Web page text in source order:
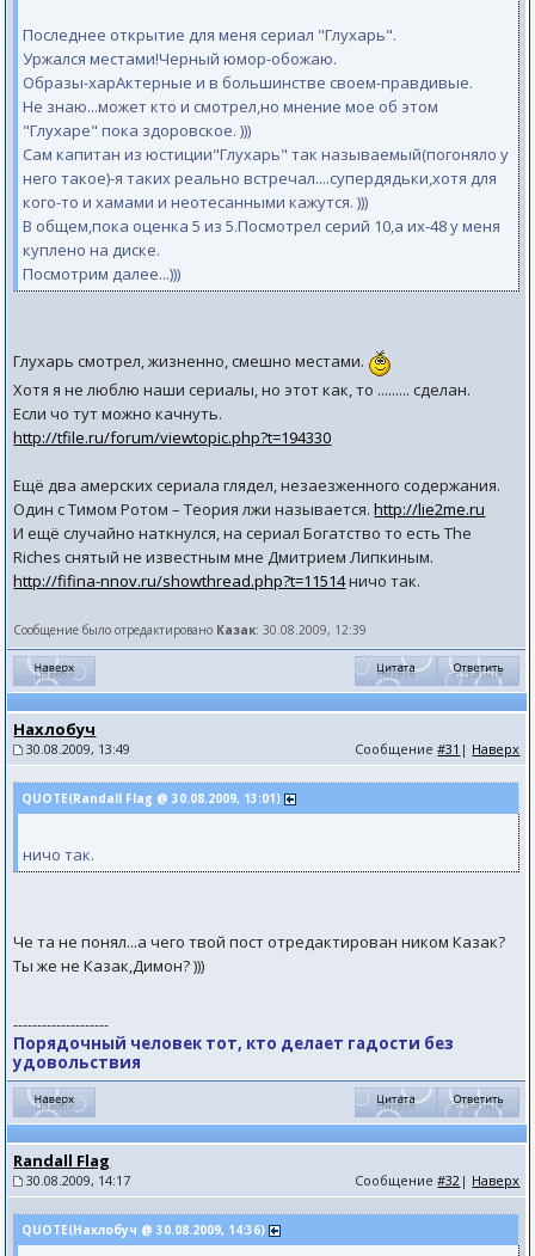
Последнее открытие для меня сериал "Глухарь".
Уржался местами!Черный юмор-обожаю.
Образы-харАктерные и в большинстве своем-правдивые.
Не знаю...может кто и смотрел,но мнение мое об этом
"Глухаре" пока здоровское. )))
Сам капитан из юстиции"Глухарь" так называемый(погоняло у
него такое)-я таких реально встречал....супердядьки,хотя для
кого-то и хамами и неотесанными кажутся. )))
В общем,пока оценка 5 из 5.Посмотрел серий 10,а их-48 у меня
куплено на диске.
Посмотрим далее...)))
Глухарь смотрел, жизненно, смешно местами.
Хотя я не люблю наши сериалы, но этот как, то ......... сделан.
Если чо тут можно качнуть.
http://tfile.ru/forum/viewtopic.php?t=194330
Ещё два амерских сериала глядел, незаезженного содержания.
Один с Тимом Ротом – Теория лжи называется.http://lie2me.ru
И ещё случайно наткнулся, на сериал Богатство то есть The
Riches снятый не известным мне Дмитрием Липкиным.
http://fifina-nnov.ru/showthread.php?t=11514ничо так.
Сообщение было отредактировано Казак: 30.08.2009, 12:39
Нахлобуч
30.08.2009, 13:49 Сообщение#31 | Наверх
QUOTE(Randall Flag @ 30.08.2009, 13:01)
ничо так.
Че та не понял...а чего твой пост отредактирован ником Казак?
Ты же не Казак,Димон? )))
--------------------
Порядочный человек тот, кто делает гадости без
удовольствия
Randall Flag
30.08.2009, 14:17 Сообщение#32 | Наверх
QUOTE(Нахлобуч @ 30.08.2009, 14:36)